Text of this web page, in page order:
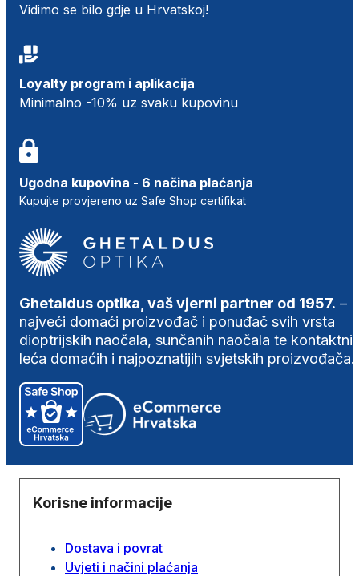
Vidimo se bilo gdje u Hrvatskoj!
Loyalty program i aplikacija
Minimalno -10% uz svaku kupovinu
Ugodna kupovina - 6 načina plaćanja
Kupujte provjereno uz Safe Shop certifikat
Ghetaldus optika, vaš vjerni partner od 1957. –
najveći domaći proizvođač i ponuđač svih vrsta
dioptrijskih naočala, sunčanih naočala te
leća domaćih i najpoznatijih svjetskih proizvođača.
Korisne informacije
Dostava i povrat
Uvjeti i načini plaćanja